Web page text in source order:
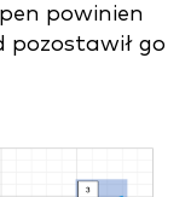
powinien
pozostawił go